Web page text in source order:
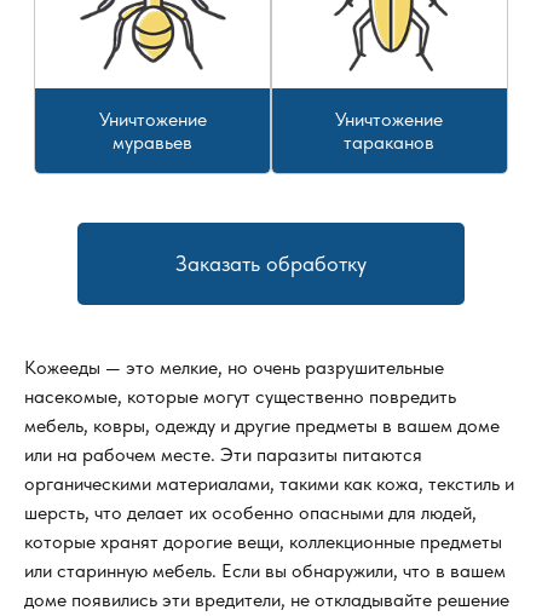
Уничтожение
муравьев
Уничтожение
тараканов
Заказать обработку
Кожееды — это мелкие, но очень разрушительные
насекомые, которые могут существенно повредить
мебель, ковры, одежду и другие предметы в вашем доме
или на рабочем месте. Эти паразиты питаются
органическими материалами, такими как кожа, текстиль и
шерсть, что делает их особенно опасными для людей,
которые хранят дорогие вещи, коллекционные предметы
или старинную мебель. Если вы обнаружили, что в вашем
доме появились эти вредители, не откладывайте решение